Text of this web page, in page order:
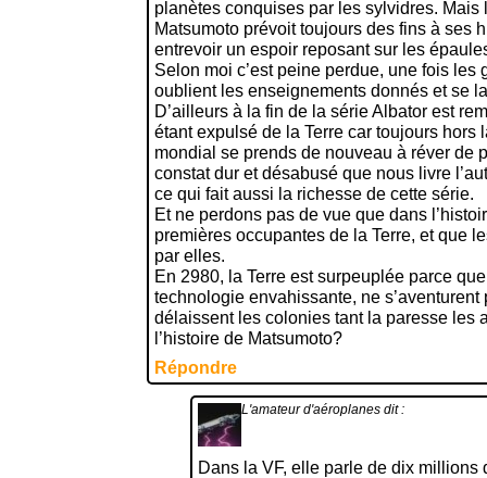
planètes conquises par les sylvidres.
Matsumoto prévoit toujours des fins à ses
entrevoir un espoir reposant sur les
Selon moi c’est peine perdue, une fois les
oublient les enseignements donnés et se
D’ailleurs à la fin de la série Albator est
étant expulsé de la Terre car toujours hors
mondial se prends de nouveau à réver de
constat dur et désabusé que nous livre
ce qui fait aussi la richesse de cette série.
Et ne perdons pas de vue que dans
premières occupantes de la Terre, et que
par elles.
En 2980, la Terre est surpeuplée parce
technologie envahissante, ne s’aventurent
délaissent les colonies tant la paresse les
l’histoire de Matsumoto?
Répondre
L'amateur d'aéroplanes dit :
Dans la VF, elle parle de dix millions